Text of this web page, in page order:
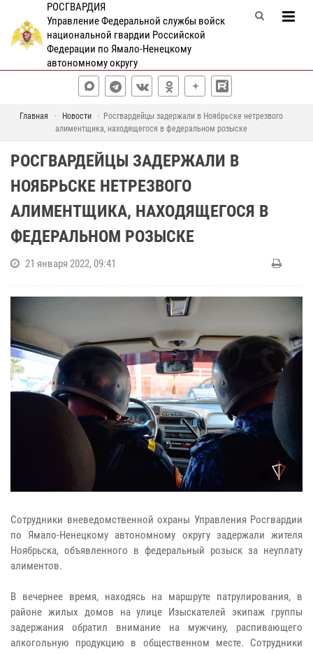
РОСГВАРДИЯ
Управление Федеральной службы войск
национальной гвардии Российской
Федерации по Ямало-Ненецкому
автономному округу
Главная Новости
Росгвардейцы задержали в Ноябрьске нетрезвого
алиментщика, находящегося в федеральном розыске
РОСГВАРДЕЙЦЫ ЗАДЕРЖАЛИ В
НОЯБРЬСКЕ НЕТРЕЗВОГО
АЛИМЕНТЩИКА, НАХОДЯЩЕГОСЯ В
ФЕДЕРАЛЬНОМ РОЗЫСКЕ
21 января 2022, 09:41
Сотрудники вневедомственной охраны Управления Росгвардии
по Ямало-Ненецкому автономному округу задержали жителя
Ноябрьска, объявленного в федеральный розыск за неуплату
алиментов.
В вечернее время, находясь на маршруте патрулирования, в
районе жилых домов на улице Изыскателей экипаж группы
задержания обратил внимание на мужчину, распивающего
алкогольную продукцию в общественном месте. Сотрудники